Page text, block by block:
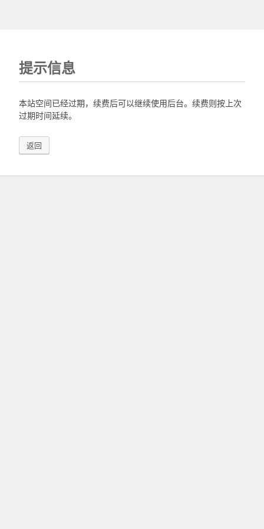
提示信息
本站空间已经过期，续费后可以继续使用后台。续费则按上次
过期时间延续。
返回